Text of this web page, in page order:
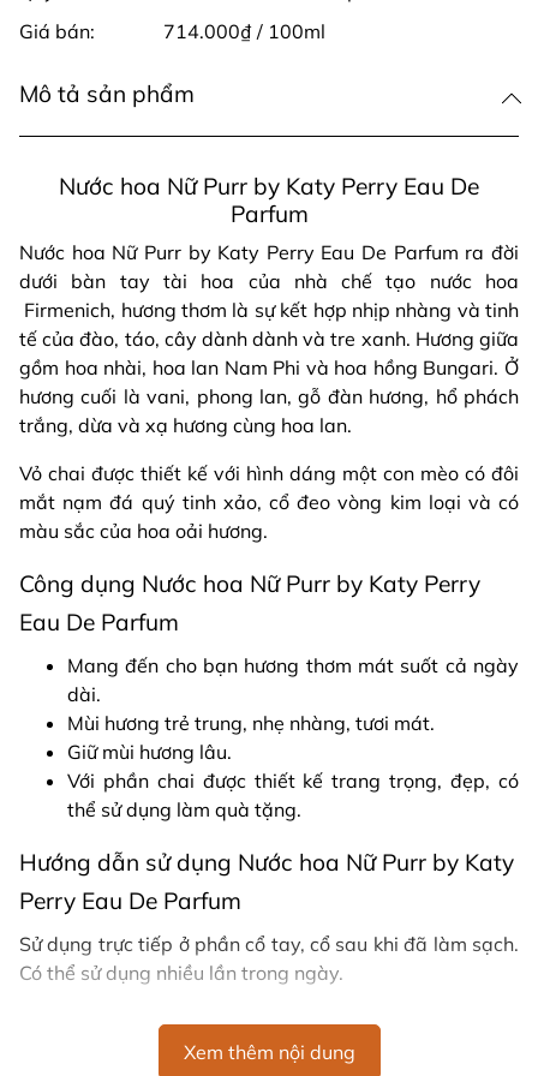
Giá bán:
714.000₫ / 100ml
Mô tả sản phẩm
Nước hoa Nữ Purr by Katy Perry Eau De
Parfum
Nước hoa Nữ Purr by Katy Perry Eau De Parfum ra đời
dưới bàn tay tài hoa của nhà chế tạo nước hoa
Firmenich, hương thơm là sự kết hợp nhịp nhàng và tinh
tế của đào, táo, cây dành dành và tre xanh. Hương giữa
gồm hoa nhài, hoa lan Nam Phi và hoa hồng Bungari. Ở
hương cuối là vani, phong lan, gỗ đàn hương, hổ phách
trắng, dừa và xạ hương cùng hoa lan.
Vỏ chai được thiết kế với hình dáng một con mèo có đôi
mắt nạm đá quý tinh xảo, cổ đeo vòng kim loại và có
màu sắc của hoa oải hương.
Công dụng Nước hoa Nữ Purr by Katy Perry
Eau De Parfum
Mang đến cho bạn hương thơm mát suốt cả ngày
dài.
Mùi hương trẻ trung, nhẹ nhàng, tươi mát.
Giữ mùi hương lâu.
Với phần chai được thiết kế trang trọng, đẹp, có
thể sử dụng làm quà tặng.
Hướng dẫn sử dụng Nước hoa Nữ Purr by Katy
Perry Eau De Parfum
Sử dụng trực tiếp ở phần cổ tay, cổ sau khi đã làm sạch.
Có thể sử dụng nhiều lần trong ngày.
Thành phần Nước hoa Nữ Purr by Katy Perry
Xem thêm nội dung